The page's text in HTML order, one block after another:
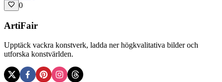
0
ArtiFair
Upptäck vackra konstverk, ladda ner högkvalitativa bilder och
utforska konstvärlden.